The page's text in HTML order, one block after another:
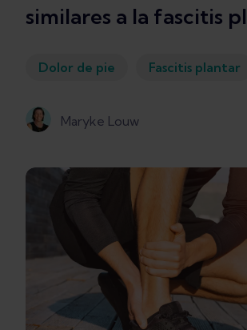
similares a la fascitis
Dolor de pie Fascitis plantar
Maryke Louw